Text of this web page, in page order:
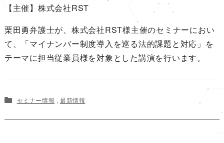
【主催】株式会社RST
栗田勇弁護士が、株式会社RST様主催のセミナーにおい
て、「マイナンバー制度導入を巡る法的課題と対応」を
テーマに担当従業員様を対象とした講演を行います。
セミナー情報 , 最新情報